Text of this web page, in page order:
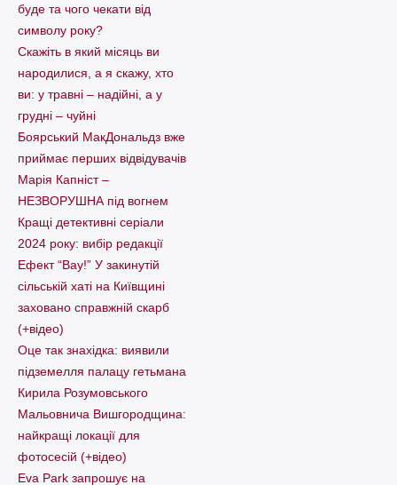
буде та чого чекати від
символу року?
Скажіть в який місяць ви
народилися, а я скажу, хто
ви: у травні – надійні, а у
грудні – чуйні
Боярський МакДональдз вже
приймає перших відвідувачів
Марія Капніст –
НЕЗВОРУШНА під вогнем
Кращі детективні серіали
2024 року: вибір редакції
Ефект “Вау!” У закинутій
сільській хаті на Київщині
заховано справжній скарб
(+відео)
Оце так знахідка: виявили
підземелля палацу гетьмана
Кирила Розумовського
Мальовнича Вишгородщина:
найкращі локації для
фотосесій (+відео)
Eva Park запрошує на